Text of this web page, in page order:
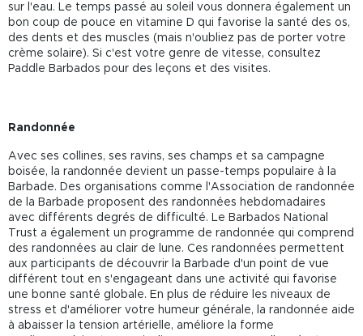
sur l'eau. Le temps passé au soleil vous donnera également un
bon coup de pouce en vitamine D qui favorise la santé des os,
des dents et des muscles (mais n'oubliez pas de porter votre
crème solaire). Si c'est votre genre de vitesse, consultez
Paddle Barbados pour des leçons et des visites.
Randonnée
Avec ses collines, ses ravins, ses champs et sa campagne
boisée, la randonnée devient un passe-temps populaire à la
Barbade. Des organisations comme l'Association de randonnée
de la Barbade proposent des randonnées hebdomadaires
avec différents degrés de difficulté. Le Barbados National
Trust a également un programme de randonnée qui comprend
des randonnées au clair de lune. Ces randonnées permettent
aux participants de découvrir la Barbade d'un point de vue
différent tout en s'engageant dans une activité qui favorise
une bonne santé globale. En plus de réduire les niveaux de
stress et d'améliorer votre humeur générale, la randonnée aide
à abaisser la tension artérielle, améliore la forme